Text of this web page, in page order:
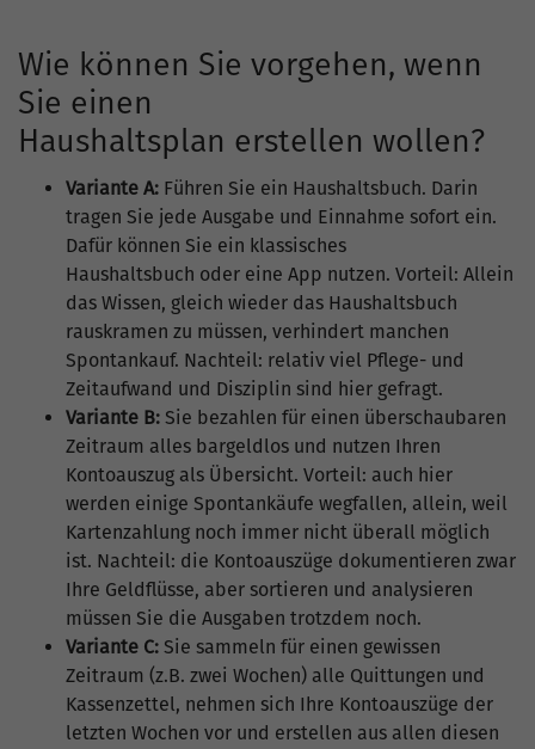
Wie können Sie vorgehen, wenn
Sie einen
Haushaltsplan erstellen wollen?
Variante A: Führen Sie ein Haushaltsbuch. Darin
tragen Sie jede Ausgabe und Einnahme sofort ein.
Dafür können Sie ein klassisches
Haushaltsbuch oder eine App nutzen. Vorteil: Allein
das Wissen, gleich wieder das Haushaltsbuch
rauskramen zu müssen, verhindert manchen
Spontankauf. Nachteil: relativ viel Pflege- und
Zeitaufwand und Disziplin sind hier gefragt.
Variante B: Sie bezahlen für einen überschaubaren
Zeitraum alles bargeldlos und nutzen Ihren
Kontoauszug als Übersicht. Vorteil: auch hier
werden einige Spontankäufe wegfallen, allein, weil
Kartenzahlung noch immer nicht überall möglich
ist. Nachteil: die Kontoauszüge dokumentieren zwar
Ihre Geldflüsse, aber sortieren und analysieren
müssen Sie die Ausgaben trotzdem noch.
Variante C: Sie sammeln für einen gewissen
Zeitraum (z.B. zwei Wochen) alle Quittungen und
Kassenzettel, nehmen sich Ihre Kontoauszüge der
letzten Wochen vor und erstellen aus allen diesen